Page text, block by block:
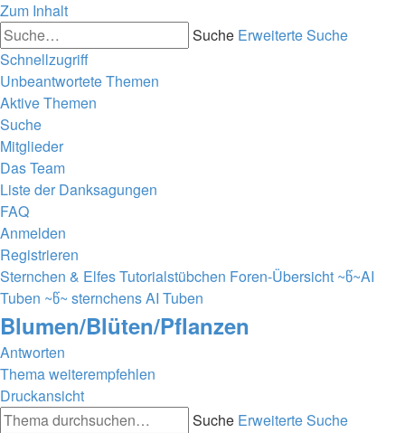
Zum Inhalt
Suche Erweiterte Suche
Schnellzugriff
Unbeantwortete Themen
Aktive Themen
Suche
Mitglieder
Das Team
Liste der Danksagungen
FAQ
Anmelden
Registrieren
Sternchen & Elfes Tutorialstübchen Foren-Übersicht ~წ~AI
Tuben ~წ~ sternchens AI Tuben
Blumen/Blüten/Pflanzen
Antworten
Thema weiterempfehlen
Druckansicht
Suche Erweiterte Suche